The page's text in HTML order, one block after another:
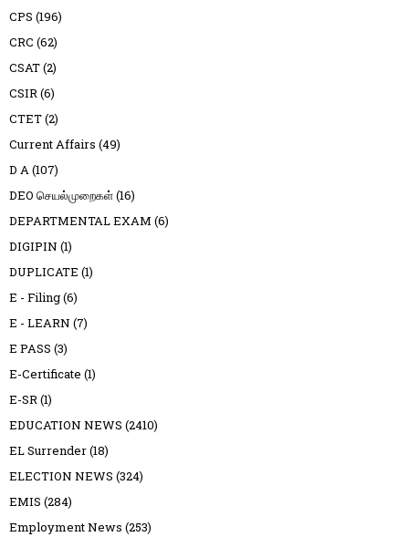
CPS (196)
CRC (62)
CSAT(2)
CSIR(6)
CTET(2)
Current Affairs (49)
D A(107)
DEO செயல்முறைகள்(16)
DEPARTMENTAL EXAM (6)
DIGIPIN (1)
DUPLICATE (1)
E - Filing(6)
E - LEARN (7)
E PASS (3)
E-Certificate (1)
E-SR(1)
EDUCATION NEWS (2410)
EL Surrender(18)
ELECTION NEWS (324)
EMIS (284)
Employment News (253)